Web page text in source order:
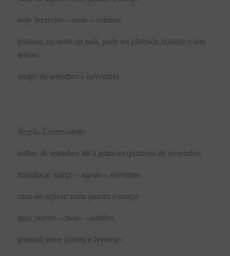
soja: fevereiro – maio – outubro
girassol: no norte do país, pode ser plantado durante o ano
inteiro
sorgo: de setembro a novembro
Região Centro-oeste:
milho: de setembro até a primeira quinzena de novembro
mandioca: março – agosto – setembro
cana-de-açúcar: entre janeiro e março
soja: janeiro – maio – outubro
girassol: entre janeiro e fevereiro